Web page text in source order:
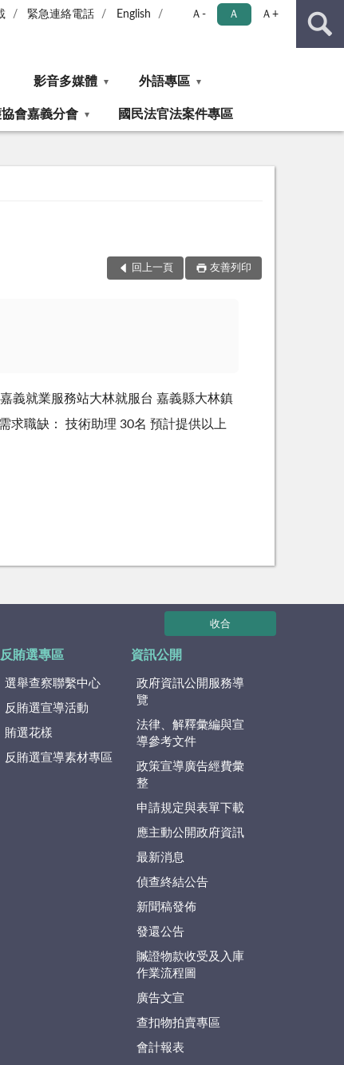
緊急連絡電話 English Ａ- Ａ Ａ+
影音多媒體 外語專區
會嘉義分會 國民法官法案件專區
回上一頁 友善列印
義就業服務站大林就服台 嘉義縣大林鎮
求職缺： 技術助理 30名 預計提供以上
收合
反賄選專區
選舉查察聯繫中心
反賄選宣導活動
賄選花樣
反賄選宣導素材專區
資訊公開
政府資訊公開服務導
覽
法律、解釋彙編與宣
導參考文件
政策宣導廣告經費彙
整
申請規定與表單下載
應主動公開政府資訊
最新消息
偵查終結公告
新聞稿發佈
發還公告
贓證物款收受及入庫
作業流程圖
廣告文宣
查扣物拍賣專區
會計報表